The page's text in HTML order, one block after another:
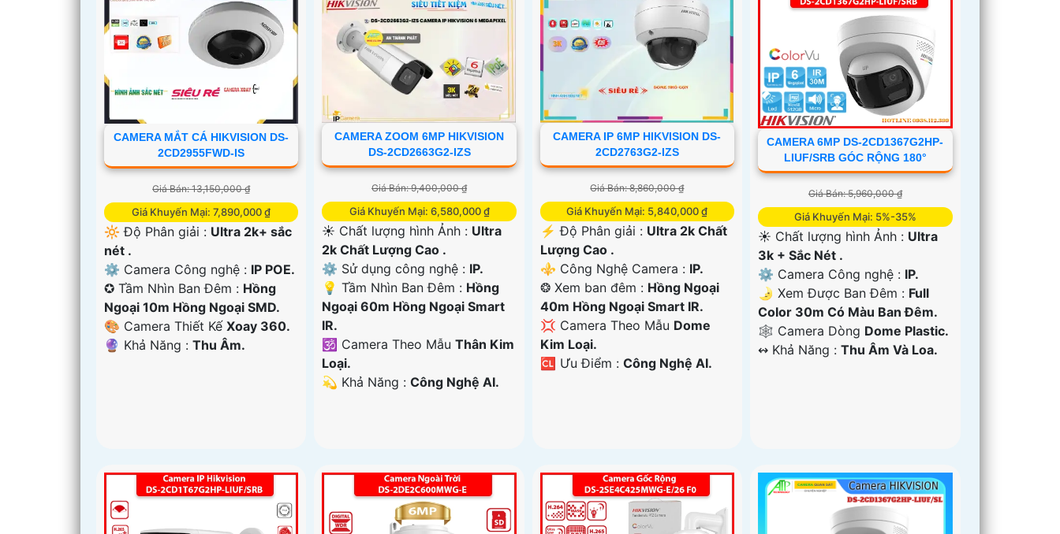
CAMERA MẮT CÁ HIKVISION DS-
2CD2955FWD-IS
Giá Bán: 13,150,000 ₫
Giá Khuyến Mại: 7,890,000 ₫
🔆 Độ Phân giải : Ultra 2k+ sắc
nét .
⚙ Camera Công nghệ : IP POE.
✪ Tầm Nhìn Ban Đêm : Hồng
Ngoại 10m Hồng Ngoại SMD.
🎨 Camera Thiết Kế Xoay 360.
️🔮 Khả Năng : Thu Âm.
CAMERA ZOOM 6MP HIKVISION
DS-2CD2663G2-IZS
Giá Bán: 9,400,000 ₫
Giá Khuyến Mại: 6,580,000 ₫
☀️ Chất lượng hình Ảnh : Ultra
2k Chất Lượng Cao .
⚙ Sử dụng công nghệ : IP.
💡 Tầm Nhìn Ban Đêm : Hồng
Ngoại 60m Hồng Ngoại Smart
IR.
🕉️ Camera Theo MẫuThân Kim
Loại.
️💫 Khả Năng :Công Nghệ AI.
CAMERA IP 6MP HIKVISION DS-
2CD2763G2-IZS
Giá Bán: 8,860,000 ₫
Giá Khuyến Mại: 5,840,000 ₫
️⚡ Độ Phân giải : Ultra 2k Chất
Lượng Cao .
⚜️ Công Nghệ Camera : IP.
❂ Xem ban đêm : Hồng Ngoại
40m Hồng Ngoại Smart IR.
💢 Camera Theo Mẫu Dome
Kim Loại.
️🆑 Ưu Điểm : Công Nghệ AI.
CAMERA 6MP DS-2CD1367G2HP-
LIUF/SRB GÓC RỘNG 180°
Giá Bán: 5,960,000 ₫
Giá Khuyến Mại: 5%-35%
☀️ Chất lượng hình Ảnh : Ultra
3k + Sắc Nét .
⚙ Camera Công nghệ : IP.
🌛 Xem Được Ban Đêm : Full
Color 30m Có Màu Ban Ðêm.
🕸️ Camera Dòng Dome Plastic.
️↭ Khả Năng :Thu Âm Và Loa.